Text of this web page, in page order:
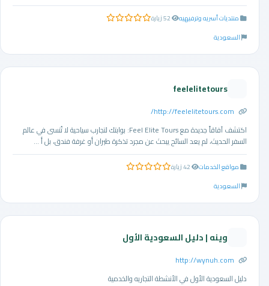
منتديات أسريه وترفيهيه 0.0 من 5 نجوم
السعودية
feelelitetours
http://feelelitetours.com/
اكتشف آفاقاً جديدة مع Feel Elite Tours: بوابتك لتجارب سياحية لا تُنسى في عالم
السفر الحديث، لم يعد السائح يبحث عن مجرد تذكرة طيران أو غرفة فندق، بل أ ...
مواقع الخدمات 0.0 من 5 نجوم
السعودية
وينه | دليل السعودية الأول
http://wynuh.com
دليل السعودية الأول في الأنشطة التجاريه والخدمية